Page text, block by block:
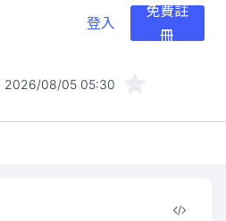
登入
免費註
冊
2026/08/05 05:30